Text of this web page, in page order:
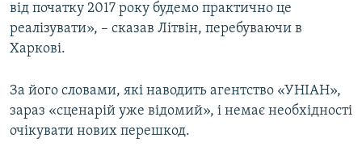
від початку 2017 року будемо практично це
реалізувати», – сказав Літвін, перебуваючи в
Харкові.
За його словами, які наводить агентство «УНІАН»,
зараз «сценарій уже відомий», і немає необхідності
очікувати нових перешкод.